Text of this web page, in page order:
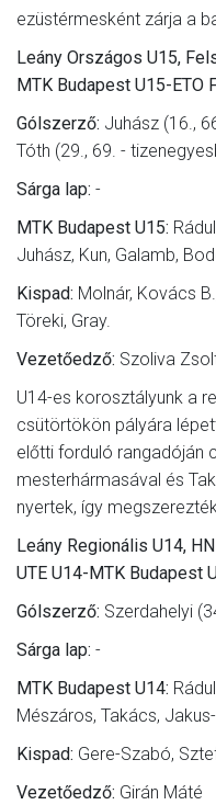
ezüstérmesként zárja a
Leány Országos U15,
MTK Budapest U15-ETO
Gólszerző: Juhász (16.,
Tóth (29., 69. -
Sárga lap: -
MTK Budapest U15:
Juhász, Kun, Galamb,
Kispad: Molnár, Kovács
Töreki, Gray.
Vezetőedző: Szoliva
U14-es korosztályunk a
csütörtökön pályára
előtti forduló rangadóján
mesterhármasával és
nyertek, így
Leány Regionális U14,
UTE U14-MTK Budapest
Gólszerző: Szerdahelyi
Sárga lap: -
MTK Budapest U14:
Mészáros, Takács,
Kispad: Gere-Szabó,
Vezetőedző: Girán Máté